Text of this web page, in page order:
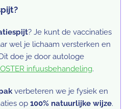
? Je kunt de vaccinaties
wel je lichaam versterken en
doe je door autologe
infuusbehandeling.
verbeteren we je fysiek en
op 100% natuurlijke wijze.